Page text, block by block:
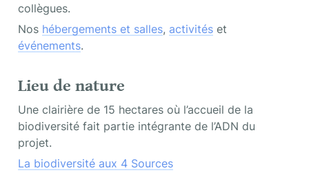
collègues.
Nos hébergements et salles, activités
événements.
Lieu de nature
Une clairière de 15 hectares où l’accueil de la
biodiversité fait partie intégrante de l’ADN du
projet.
La biodiversité aux 4 Sources